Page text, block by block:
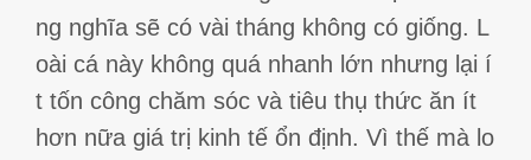
ng nghĩa sẽ có vài tháng không có giống. L
oài cá này không quá nhanh lớn nhưng lại í
t tốn công chăm sóc và tiêu thụ thức ăn ít
hơn nữa giá trị kinh tế ổn định. Vì thế mà lo